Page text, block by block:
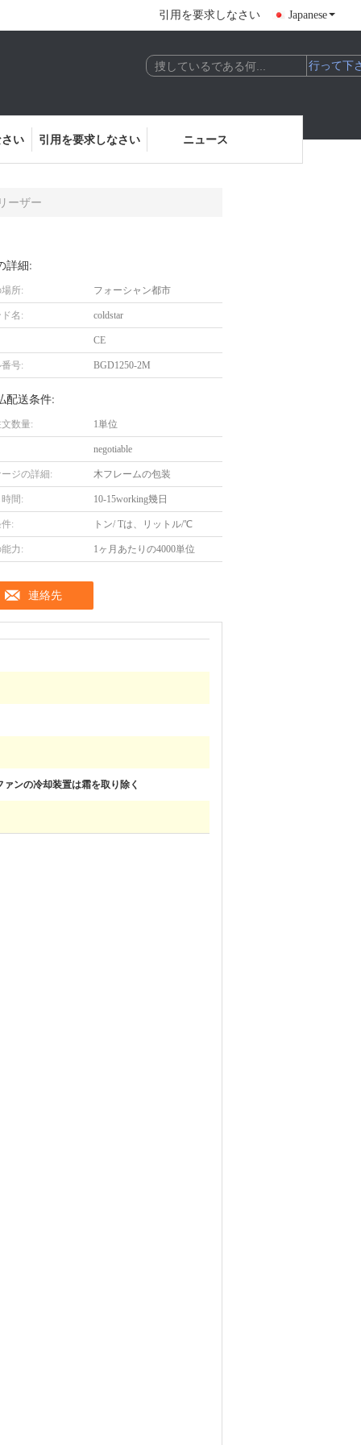
引用を要求しなさい Japanese
い 引用を要求しなさい ニュース
ーザー
詳細:
所: フォーシャン都市
名: coldstar
CE
号: BGD1250-2M
配送条件:
数量: 1単位
negotiable
ジの詳細: 木フレームの包装
間: 10-15working幾日
: トン/ Tは、リットル/℃
力: 1ヶ月あたりの4000単位
連絡先
ンの冷却装置は霜を取り除く